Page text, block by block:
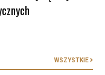
WSZYSTKIE